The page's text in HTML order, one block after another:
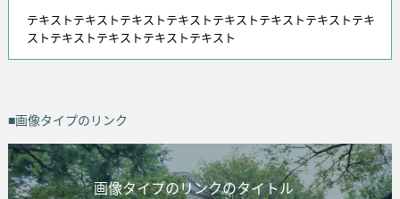
テキストテキストテキストテキストテキストテキストテキストテキ
ストテキストテキストテキストテキスト
■画像タイプのリンク
画像タイプのリンクのタイトル